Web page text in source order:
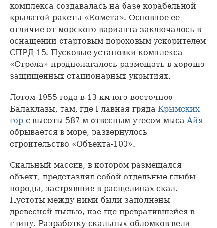
комплекса создавалась на базе корабельной
крылатой ракеты «Комета». Основное ее
отличие от морского варианта заключалось в
оснащении стартовым пороховым ускорителем
СПРД-15. Пусковые установки комплекса
«Стрела» предполагалось размещать в хорошо
защищенных стационарных укрытиях.
Летом 1955 года в 13 км юго-восточнее
Балаклавы, там, где Главная гряда Крымских
гор с высоты 587 м отвесным утесом мыса Айя
обрывается в море, развернулось
строительство «Объекта-100».
Скальный массив, в котором размещался
объект, представлял собой отдельные глыбы
породы, застрявшие в расщелинах скал.
Пустоты между ними были заполнены
древесной пылью, кое-где превратившейся в
глину. Разработку скальных обломков вели